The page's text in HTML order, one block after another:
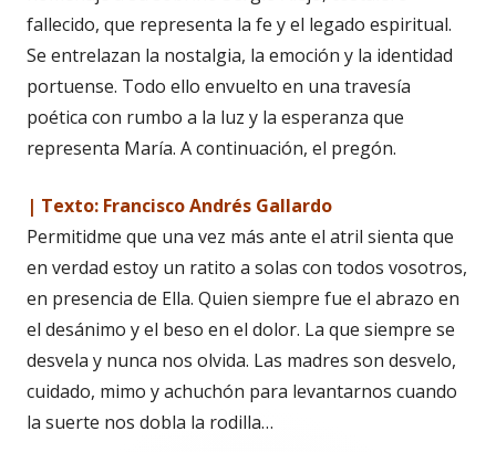
fallecido, que representa la fe y el legado espiritual.
Se entrelazan la nostalgia, la emoción y la identidad
portuense. Todo ello envuelto en una travesía
poética con rumbo a la luz y la esperanza que
representa María. A continuación, el pregón.
| Texto: Francisco Andrés Gallardo
Permitidme que una vez más ante el atril sienta que
en verdad estoy un ratito a solas con todos vosotros,
en presencia de Ella. Quien siempre fue el abrazo en
el desánimo y el beso en el dolor. La que siempre se
desvela y nunca nos olvida. Las madres son desvelo,
cuidado, mimo y achuchón para levantarnos cuando
la suerte nos dobla la rodilla…